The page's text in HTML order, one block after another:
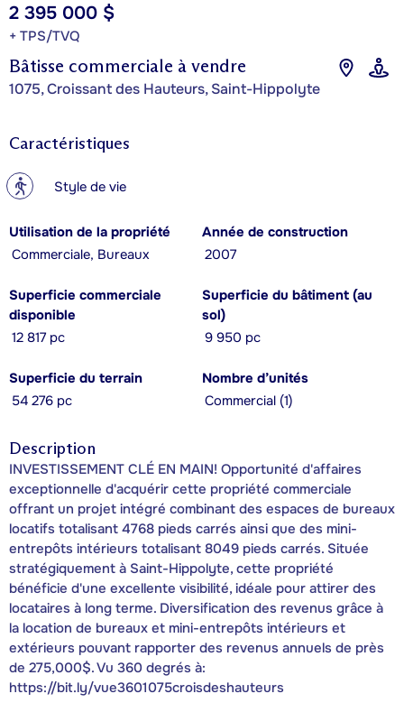
Bâtisse commerciale à vendre
1075, Croissant des Hauteurs, Saint-Hippolyte
2 395 000 $
+ TPS/TVQ
Caractéristiques
? Style de vie
Utilisation de la propriété
Commerciale, Bureaux
Année de construction
2007
Superficie commerciale
disponible
12 817 pc
Superficie du bâtiment (au
sol)
9 950 pc
Superficie du terrain
54 276 pc
Nombre d’unités
Commercial (1)
Description
INVESTISSEMENT CLÉ EN MAIN! Opportunité d'affaires
exceptionnelle d'acquérir cette propriété commerciale
offrant un projet intégré combinant des espaces de bureaux
locatifs totalisant 4768 pieds carrés ainsi que des mini-
entrepôts intérieurs totalisant 8049 pieds carrés. Située
stratégiquement à Saint-Hippolyte, cette propriété
bénéficie d'une excellente visibilité, idéale pour attirer des
locataires à long terme. Diversification des revenus grâce à
la location de bureaux et mini-entrepôts intérieurs et
extérieurs pouvant rapporter des revenus annuels de près
de 275,000$. Vu 360 degrés à:
https://bit.ly/vue3601075croisdeshauteurs